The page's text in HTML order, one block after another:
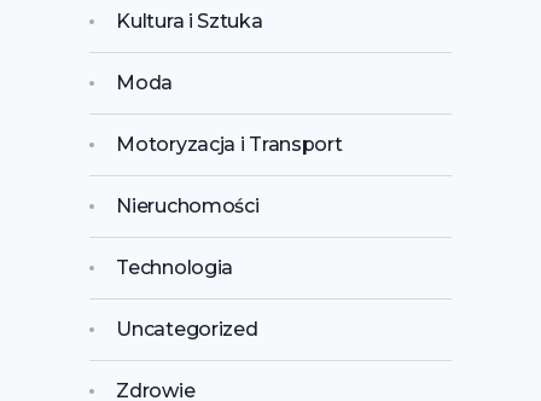
Kultura i Sztuka
Moda
Motoryzacja i Transport
Nieruchomości
Technologia
Uncategorized
Zdrowie